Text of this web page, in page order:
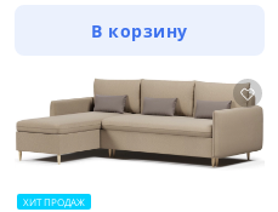
В корзину
ХИТ ПРОДАЖ